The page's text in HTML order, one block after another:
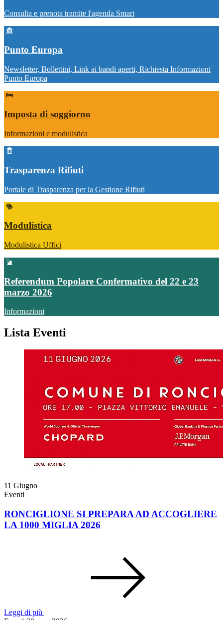
Consulta e prenota tramite l'agenda Smart
Punto Europa
Newsletter, Bollettini, Link ai bandi aperti, Richiesta Informazioni
Punto Europa
Imposta di soggiorno
Informazioni e modulistica
Trasparenza Rifiuti
Portale di Trasparenza per la Gestione Rifiuti
Modulistica
Modulistica Uffici
Referendum Popolare Confermativo del 22 e 23
marzo 2026
Informazioni
Lista Eventi
11 Giugno
Eventi
RONCIGLIONE SI PREPARA AD ACCOGLIERE
LA 1000 MIGLIA 2026
Leggi di più